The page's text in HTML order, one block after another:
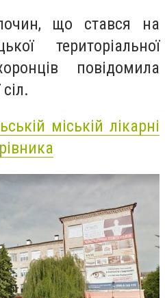
що стався на
територіальної
повідомила
міській лікарні